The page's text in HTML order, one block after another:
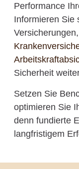
Performance
Informieren Sie
Sicherheit
Setzen Sie
optimieren Sie
denn fundierte
langfristigem